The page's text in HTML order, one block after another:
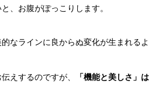
、お腹がぽっこりします。
なラインに良からぬ変化が生まれるよ
えするのですが、
「機能と美しさ」は